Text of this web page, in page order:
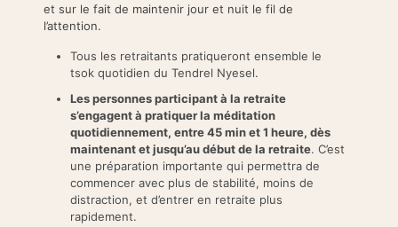
et sur le fait de maintenir jour et nuit le fil de
l’attention.
Tous les retraitants pratiqueront ensemble le
tsok quotidien du Tendrel Nyesel.
Les personnes participant à la retraite
s’engagent à pratiquer la méditation
quotidiennement, entre 45 min et 1 heure, dès
maintenant et jusqu’au début de la retraite. C’est
une préparation importante qui permettra de
commencer avec plus de stabilité, moins de
distraction, et d’entrer en retraite plus
rapidement.